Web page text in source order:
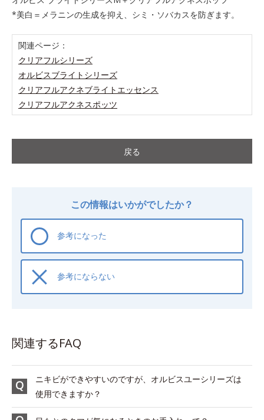
*美白＝メラニンの生成を抑え、シミ・ソバカスを防ぎます。
関連ページ：
クリアフルシリーズ
オルビスブライトシリーズ
クリアフルアクネブライトエッセンス
クリアフルアクネスポッツ
戻る
この情報はいかがでしたか？
参考になった
参考にならない
関連するFAQ
ニキビができやすいのですが、オルビスユーシリーズは
使用できますか？